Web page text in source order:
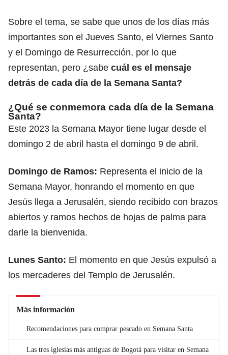
Sobre el tema, se sabe que unos de los días más
importantes son el Jueves Santo, el Viernes Santo
y el Domingo de Resurrección, por lo que
representan, pero ¿sabe cuál es el mensaje
detrás de cada día de la Semana Santa?
¿Qué se conmemora cada día de la Semana
Santa?
Este 2023 la Semana Mayor tiene lugar desde el
domingo 2 de abril hasta el domingo 9 de abril.
Domingo de Ramos: Representa el inicio de la
Semana Mayor, honrando el momento en que
Jesús llega a Jerusalén, siendo recibido con brazos
abiertos y ramos hechos de hojas de palma para
darle la bienvenida.
Lunes Santo: El momento en que Jesús expulsó a
los mercaderes del Templo de Jerusalén.
Más información
Recomendaciones para comprar pescado en Semana Santa
Las tres iglesias más antiguas de Bogotá para visitar en Semana